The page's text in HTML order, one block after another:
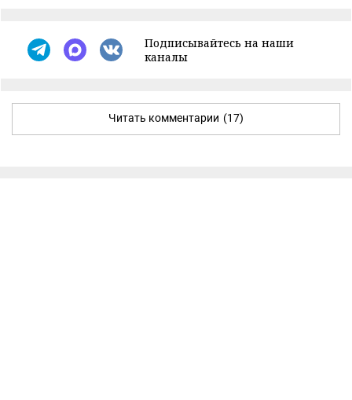
Подписывайтесь на наши
каналы
Читать комментарии (17)